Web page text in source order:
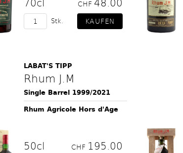
CHF
Stk.
LABAT'S TIPP
Rhum J.M
Single Barrel 1999/2021
Rhum Agricole Hors d'Age
50cl CHF 195.00